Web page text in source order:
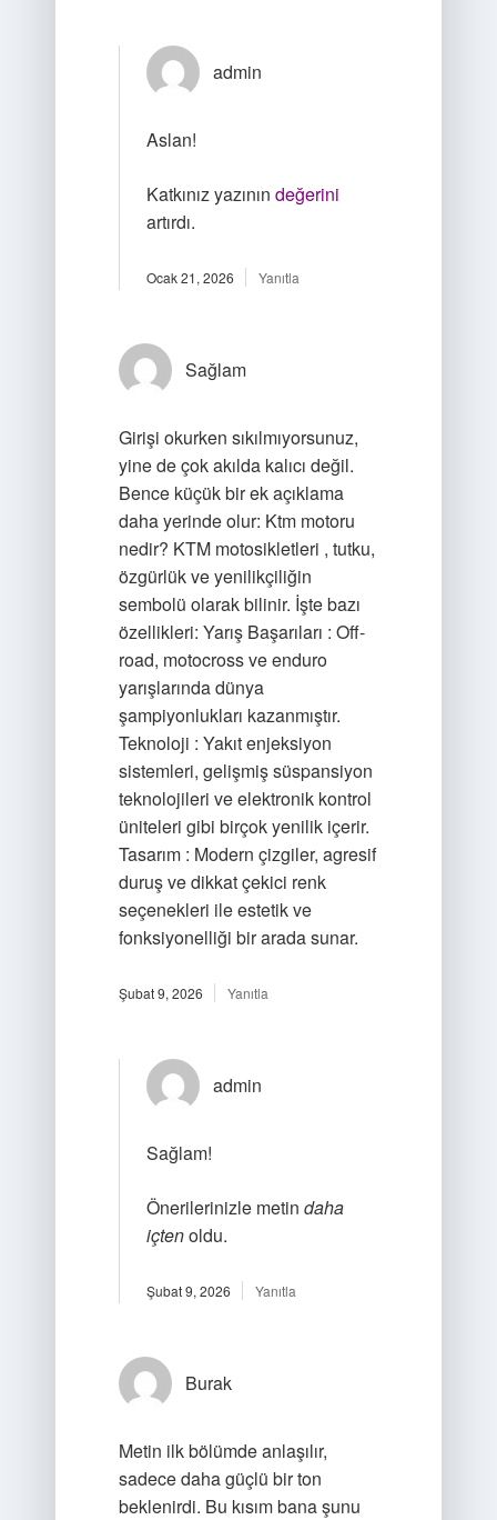
admin
Aslan!
Katkınız yazının değerini
artırdı.
Ocak 21, 2026 Yanıtla
Sağlam
Girişi okurken sıkılmıyorsunuz,
yine de çok akılda kalıcı değil.
Bence küçük bir ek açıklama
daha yerinde olur: Ktm motoru
nedir? KTM motosikletleri , tutku,
özgürlük ve yenilikçiliğin
sembolü olarak bilinir. İşte bazı
özellikleri: Yarış Başarıları : Off-
road, motocross ve enduro
yarışlarında dünya
şampiyonlukları kazanmıştır.
Teknoloji : Yakıt enjeksiyon
sistemleri, gelişmiş süspansiyon
teknolojileri ve elektronik kontrol
üniteleri gibi birçok yenilik içerir.
Tasarım : Modern çizgiler, agresif
duruş ve dikkat çekici renk
seçenekleri ile estetik ve
fonksiyonelliği bir arada sunar.
Şubat 9, 2026 Yanıtla
admin
Sağlam!
Önerilerinizle metin daha
içtenoldu.
Şubat 9, 2026 Yanıtla
Burak
Metin ilk bölümde anlaşılır,
sadece daha güçlü bir ton
beklenirdi. Bu kısım bana şunu